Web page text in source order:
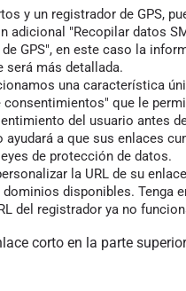
y un registrador de GPS,
adicional "Recopilar datos
GPS", en este caso la
será más detallada.
una característica
consentimientos" que le
del usuario antes
ayudará a que sus enlaces
de protección de datos.
la URL de su
disponibles. Tenga
del registrador ya no
corto en la parte